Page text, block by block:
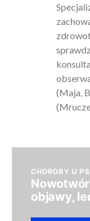
(Maja,
CHOROBY U
objawy,